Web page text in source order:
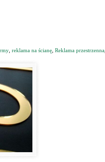
reklama na ścianę Reklama przestrzenna